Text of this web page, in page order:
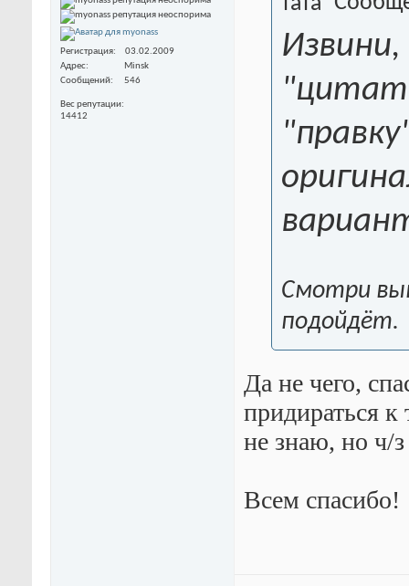
Регистрация
03.02.2009
Адрес
Minsk
Сообщений
546
Вес репутации
14412
Смотри
подойдёт.
Да не чего,
придираться к
не знаю, но ч/
Всем спасибо!